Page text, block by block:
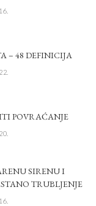
– 48 DEFINICIJA
POVRAĆANJE
SIRENU I
TRUBLJENJE